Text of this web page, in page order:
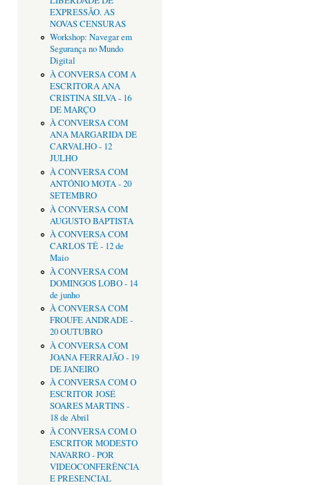
EXPRESSÃO. AS
NOVAS CENSURAS
Workshop: Navegar em
Segurança no Mundo
Digital
À CONVERSA COM A
ESCRITORA ANA
CRISTINA SILVA - 16
DE MARÇO
À CONVERSA COM
ANA MARGARIDA DE
CARVALHO - 12
JULHO
À CONVERSA COM
ANTÓNIO MOTA - 20
SETEMBRO
À CONVERSA COM
AUGUSTO BAPTISTA
À CONVERSA COM
CARLOS TÊ - 12 de
Maio
À CONVERSA COM
DOMINGOS LOBO - 14
de junho
À CONVERSA COM
FROUFE ANDRADE -
20 OUTUBRO
À CONVERSA COM
JOANA FERRAJÃO - 19
DE JANEIRO
À CONVERSA COM O
ESCRITOR JOSÉ
SOARES MARTINS -
18 de Abril
À CONVERSA COM O
ESCRITOR MODESTO
NAVARRO - POR
VIDEOCONFERÊNCIA
E PRESENCIAL